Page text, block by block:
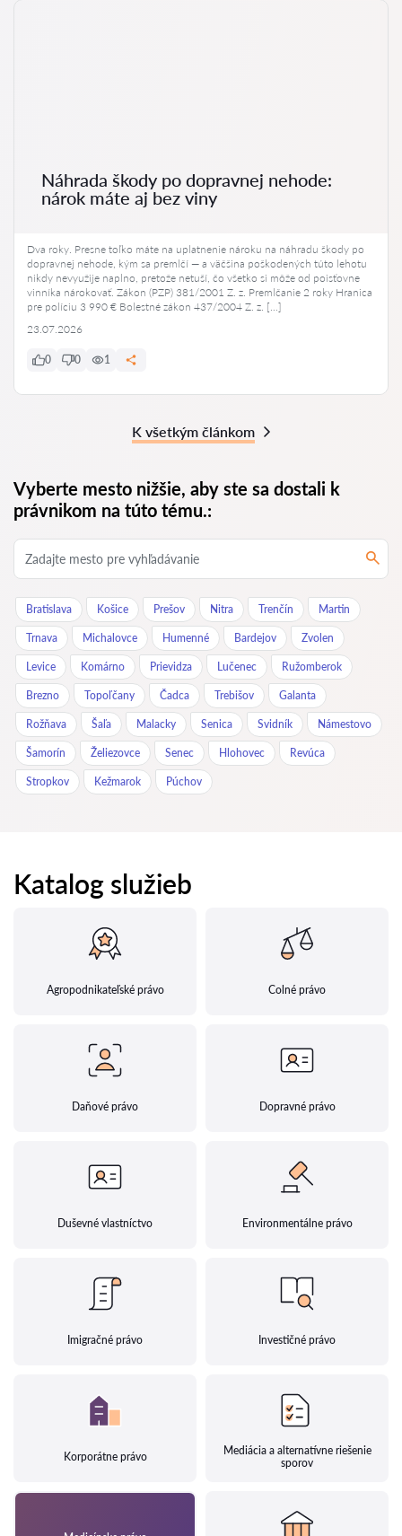
Náhrada škody po dopravnej nehode:
nárok máte aj bez viny
Dva roky. Presne toľko máte na uplatnenie nároku na náhradu škody po
dopravnej nehode, kým sa premlčí — a väčšina poškodených túto lehotu
nikdy nevyužije naplno, pretože netuší, čo všetko si môže od poisťovne
vinníka nárokovať. Zákon (PZP) 381/2001 Z. z. Premlčanie 2 roky Hranica
pre políciu 3 990 € Bolestné zákon 437/2004 Z. z. […]
23.07.2026
0 0 1
K všetkým článkom
Vyberte mesto nižšie, aby ste sa dostali k
právnikom na túto tému.:
Bratislava Košice Prešov Nitra Trenčín Martin
Trnava Michalovce Humenné Bardejov Zvolen
Levice Komárno Prievidza Lučenec Ružomberok
Brezno Topoľčany Čadca Trebišov Galanta
Rožňava Šaľa Malacky Senica Svidník Námestovo
Šamorín Želiezovce Senec Hlohovec Revúca
Stropkov Kežmarok Púchov
Katalog služieb
Agropodnikateľské právo Colné právo
Daňové právo Dopravné právo
Duševné vlastníctvo Environmentálne právo
Imigračné právo Investičné právo
Korporátne právo
Mediácia a alternatívne riešenie
sporov